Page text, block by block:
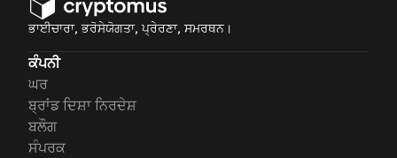
ਭਾਈਚਾਰਾ, ਭਰੋਸੇਯੋਗਤਾ, ਪ੍ਰੇਰਣਾ, ਸਮਰਥਨ।
ਕੰਪਨੀ
ਘਰ
ਬ੍ਰਾਂਡ ਦਿਸ਼ਾ ਨਿਰਦੇਸ਼
ਬਲੌਗ
ਸੰਪਰਕ